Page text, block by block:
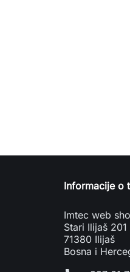
Informacije o
Imtec web
Stari Ilijaš 201
71380 Ilijaš
Bosna i